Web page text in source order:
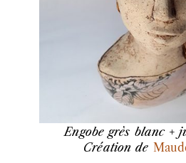
Engobe grès blanc +
Création de